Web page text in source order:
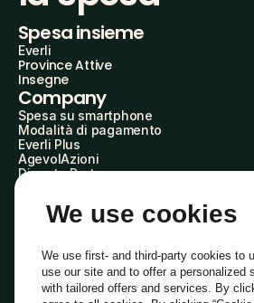
Spesa insieme
Everli
Province Attive
Insegne
Company
Spesa su smartphone
Modalità di pagamento
Everli Plus
AgevolAzioni
Diventa Partner
Everli Shoppers
About Us
Everli News
Domande frequenti
Lavora con noi
Diventa Shopper
We use cookies
We use first- and third-party cookies to
use our site and to offer a personalized
with tailored offers and services. By